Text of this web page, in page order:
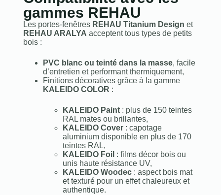
gammes REHAU
Les portes‑fenêtres REHAU Titanium Design et
REHAU ARALYA acceptent tous types de petits
bois :
PVC blanc ou teinté dans la masse, facile
d’entretien et performant thermiquement,
Finitions décoratives grâce à la gamme
KALEIDO COLOR :
KALEIDO Paint: plus de 150 teintes
RAL mates ou brillantes,
KALEIDO Cover: capotage
aluminium disponible en plus de 170
teintes RAL,
KALEIDO Foil : films décor bois ou
unis haute résistance UV,
KALEIDO Woodec: aspect bois mat
et texturé pour un effet chaleureux et
authentique.